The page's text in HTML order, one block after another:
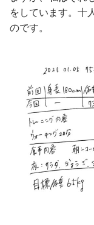
をしています。十
のです。